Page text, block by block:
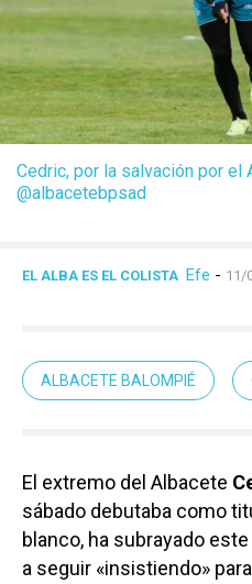
Cedric, por la salvación por el
@albacetebpsad
EL ALBA ES EL COLISTA Efe - 11/
ALBACETE BALOMPIÉ
El extremo del Albacete
sábado debutaba como
blanco, ha subrayado
a seguir «insistiendo»